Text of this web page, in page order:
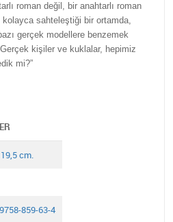
roman değil, bir anahtarlı roman
kolayca sahteleştiği bir ortamda,
gerçek modellere benzemek
kişiler ve kuklalar, hepimiz
mi?”
cm.
859-63-4